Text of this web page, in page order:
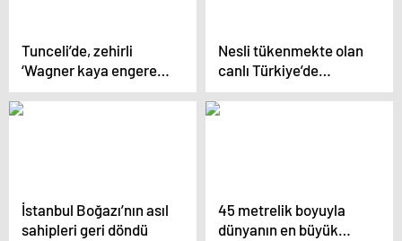
Tunceli’de, zehirli
‘Wagner kaya engereği’
bulundu!
Nesli tükenmekte olan
canlı Türkiye’de
bulundu
İstanbul Boğazı’nın asıl
sahipleri geri döndü
45 metrelik boyuyla
dünyanın en büyük